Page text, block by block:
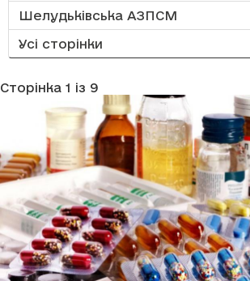
Шелудьківська АЗПСМ
Усі сторінки
Сторінка 1 із 9